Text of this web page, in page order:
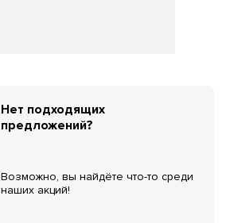
Нет подходящих
предложений?
Возможно, вы найдёте что-то среди
наших акций!